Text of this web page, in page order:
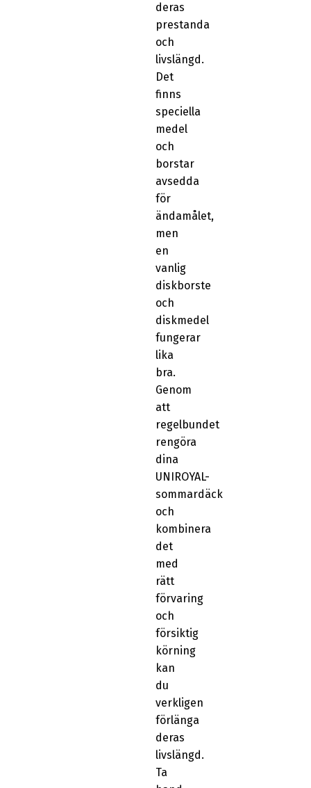
deras
prestanda
och
livslängd.
Det
finns
speciella
medel
och
borstar
avsedda
för
ändamålet,
men
en
vanlig
diskborste
och
diskmedel
fungerar
lika
bra.
Genom
att
regelbundet
rengöra
dina
UNIROYAL-
sommardäck
och
kombinera
det
med
rätt
förvaring
och
försiktig
körning
kan
du
verkligen
förlänga
deras
livslängd.
Ta